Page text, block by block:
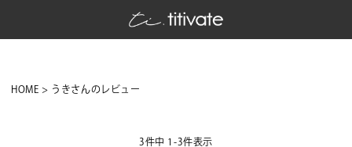
HOME うきさんのレビュー
3件中 1 -3件表示